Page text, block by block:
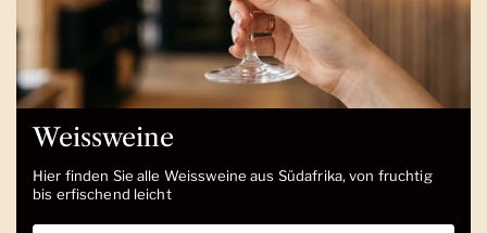
Weissweine
Hier finden Sie alle Weissweine aus Südafrika, von fruchtig
bis erfischend leicht